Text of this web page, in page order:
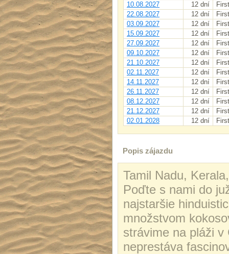
10.08.2027
12 dní
22.08.2027
12 dní
03.09.2027
12 dní
15.09.2027
12 dní
27.09.2027
12 dní
09.10.2027
12 dní
21.10.2027
12 dní
02.11.2027
12 dní
14.11.2027
12 dní
26.11.2027
12 dní
08.12.2027
12 dní
21.12.2027
12 dní
02.01.2028
12 dní
Popis zájazdu
Tamil Nadu,
Poďte s nami do
najstaršie
množstvom
strávime na pláži
neprestáva